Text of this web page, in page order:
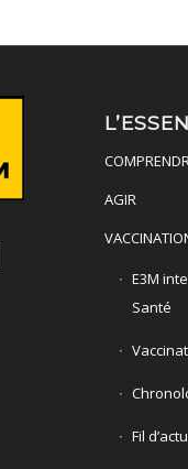
AGIR
E3M
Santé
Fil